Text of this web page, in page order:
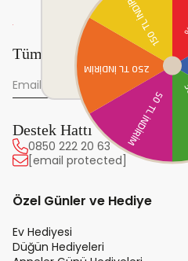
Tüm yeniliklerden önce
Destek Hattı
0850 222 20 63
[email protected]
Özel Günler ve Hediye
Ev Hediyesi
Düğün Hediyeleri